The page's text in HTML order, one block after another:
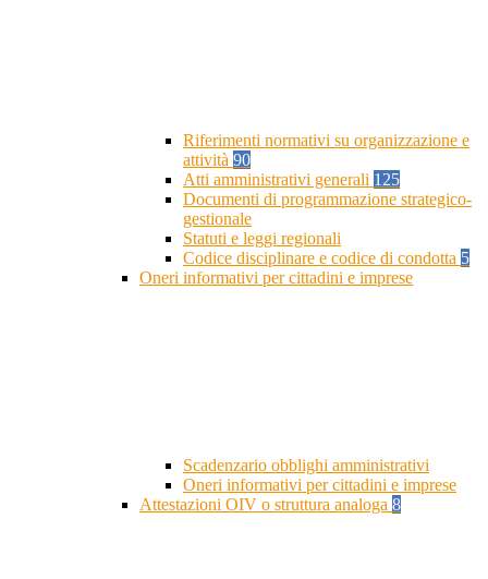
Riferimenti normativi su organizzazione e
attività 90
Atti amministrativi generali 125
Documenti di programmazione strategico-
gestionale
Statuti e leggi regionali
Codice disciplinare e codice di condotta 5
Oneri informativi per cittadini e imprese
Scadenzario obblighi amministrativi
Oneri informativi per cittadini e imprese
Attestazioni OIV o struttura analoga 8